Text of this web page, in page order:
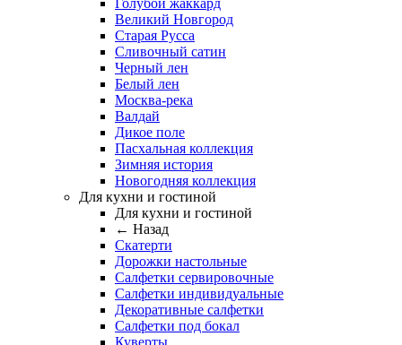
Голубой жаккард
Великий Новгород
Старая Русса
Сливочный сатин
Черный лен
Белый лен
Москва-река
Валдай
Дикое поле
Пасхальная коллекция
Зимняя история
Новогодняя коллекция
Для кухни и гостиной
Для кухни и гостиной
← Назад
Скатерти
Дорожки настольные
Салфетки сервировочные
Салфетки индивидуальные
Декоративные салфетки
Салфетки под бокал
Куверты